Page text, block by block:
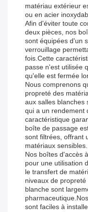
matériau extérieur
ou en acier
Afin d'éviter toute
deux pièces, nos
sont équipées d'un
verrouillage
fois.Cette
passe n'est utilisée
qu'elle est fermée
Nous comprenons
propreté des
aux salles blanches
qui a un rendement
caractéristique
boîte de passage
sont filtrées, offrant
matériaux sensibles.
Nos boîtes d'accès
pour une utilisation
le transfert de
niveaux de
blanche sont
sont faciles à